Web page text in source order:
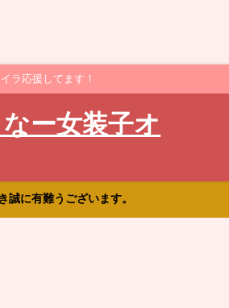
ラ応援してます！
ー女装子オ
に有難うございます。